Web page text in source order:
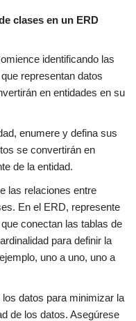
clases en un ERD
identificando las
representan datos
en entidades en su
enumere y defina sus
se convertirán en
de la entidad.
las relaciones entre
En el ERD, represente
conectan las tablas de
para definir la
uno a uno, uno a
los datos para minimizar la
de los datos. Asegúrese